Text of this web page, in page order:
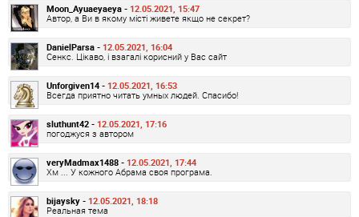
Moon_Ayuaeyaeya - 12.05.2021, 15:47
Автор, а Ви в якому місті живете якщо не секрет?
DanielParsa - 12.05.2021, 16:04
Сенкс. Цікаво, і взагалі корисний у Вас сайт
Unforgiven14 - 12.05.2021, 16:53
Всегда приятно читать умных людей. Спасибо!
sluthunt42 - 12.05.2021, 17:16
погоджуся з автором
veryMadmax1488 - 12.05.2021, 17:44
Хм ... У кожного Абрама своя програма.
bijaysky - 12.05.2021, 18:18
Реальная тема